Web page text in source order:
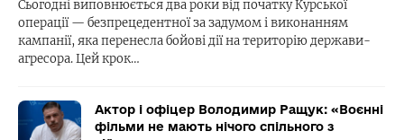
Сьогодні виповнюється два роки від початку Курської
операції — безпрецедентної за задумом і виконанням
кампанії, яка перенесла бойові дії на територію держави-
агресора. Цей крок…
Актор і офіцер Володимир Ращук: «Воєнні
фільми не мають нічого спільного з